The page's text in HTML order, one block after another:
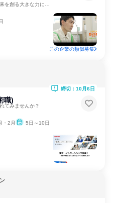
この企業の類似募集
職)
てみませんか？
・2月 5日～10日
締切：10月6日